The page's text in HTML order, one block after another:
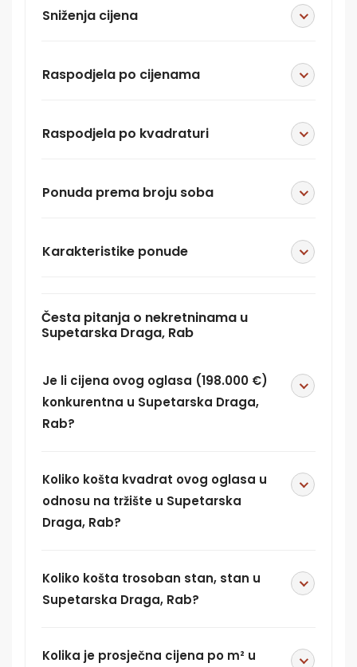
Sniženja cijena
Raspodjela po cijenama
Raspodjela po kvadraturi
Ponuda prema broju soba
Karakteristike ponude
Česta pitanja o nekretninama u
Supetarska Draga, Rab
Je li cijena ovog oglasa (198.000 €)
konkurentna u Supetarska Draga,
Rab?
Koliko košta kvadrat ovog oglasa u
odnosu na tržište u Supetarska
Draga, Rab?
Koliko košta trosoban stan, stan u
Supetarska Draga, Rab?
Kolika je prosječna cijena po m² u